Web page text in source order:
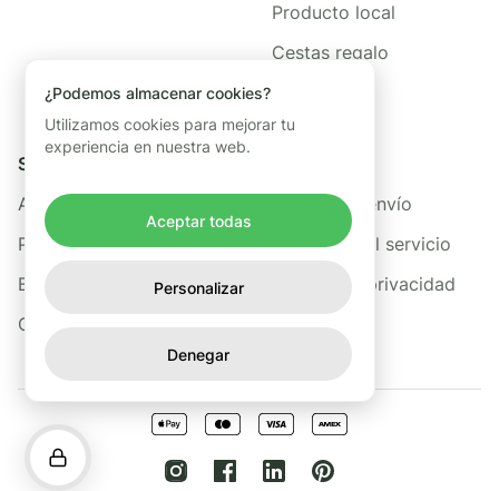
Producto local
Cestas regalo
Sobre nosotros
Acerca de Freshis
Preguntas frecuentes
Blog
Contacto
Política de envío
Términos del servicio
Política de privacidad
¿Podemos almacenar cookies?
Utilizamos cookies para mejorar tu
experiencia en nuestra web.
Aceptar todas
Personalizar
Denegar